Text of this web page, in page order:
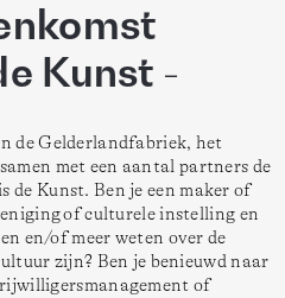
Kunst -
de Gelderlandfabriek, het
met een aantal partners de
de Kunst. Ben je een maker of
of culturele instelling en
en/of meer weten over de
zijn? Ben je benieuwd naar
of